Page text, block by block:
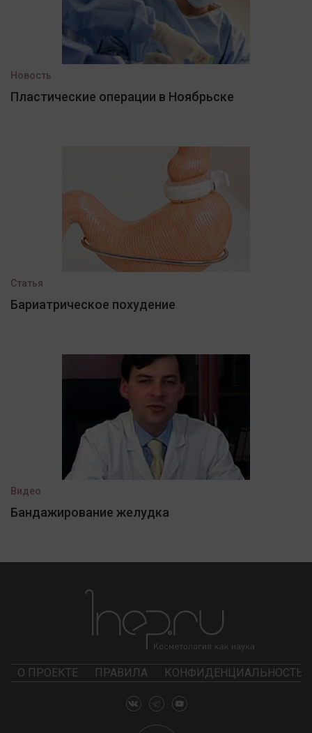
Новость
Пластические операции в Ноябрьске
Статья
Бариатрическое похудение
Видео
Бандажирование желудка
О ПРОЕКТЕ ПРАВИЛА КОНФИДЕНЦИАЛЬНОСТЬ